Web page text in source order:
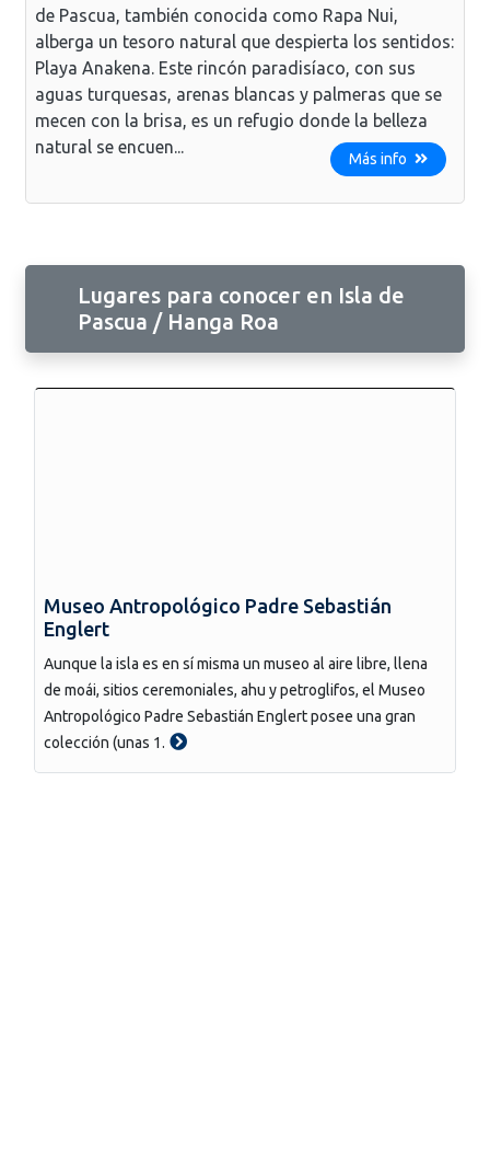
de Pascua, también conocida como Rapa Nui,
alberga un tesoro natural que despierta los sentidos:
Playa Anakena. Este rincón paradisíaco, con sus
aguas turquesas, arenas blancas y palmeras que se
mecen con la brisa, es un refugio donde la belleza
natural se encuen...
Más info
Lugares para conocer en Isla de
Pascua / Hanga Roa
Museo Antropológico Padre Sebastián
Englert
Aunque la isla es en sí misma un museo al aire libre, llena
de moái, sitios ceremoniales, ahu y petroglifos, el Museo
Antropológico Padre Sebastián Englert posee una gran
colección (unas 1.